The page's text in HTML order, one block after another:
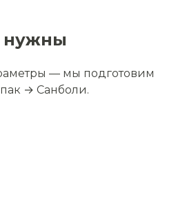
нужны
— мы подготовим
→ Санболи.